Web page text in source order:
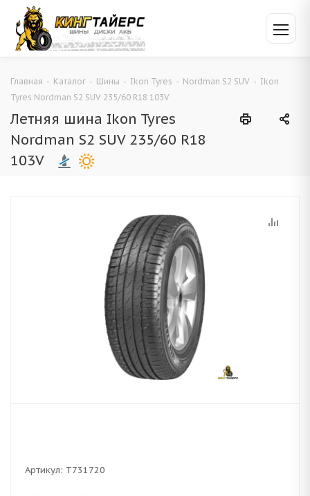
Главная - Каталог - Шины - Ikon Tyres - Nordman S2 SUV - Ikon
Tyres Nordman S2 SUV 235/60 R18 103V
Летняя шина Ikon Tyres
Nordman S2 SUV 235/60 R18
103V
Артикул: T731720